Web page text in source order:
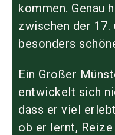
kommen. Genau
zwischen der 17.
besonders
Ein Großer
entwickelt sich
dass er viel
ob er lernt,